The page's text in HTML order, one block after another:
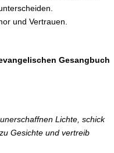
und Vertrauen.
Gesangbuch
Lichte, schick
Gesichte und vertreib